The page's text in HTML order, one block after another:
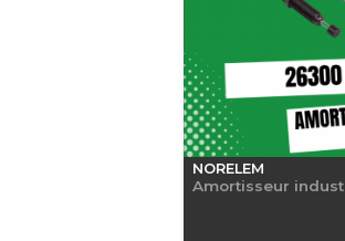
NORELEM
Amortisseur